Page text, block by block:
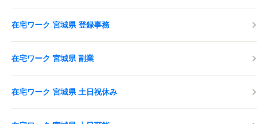
在宅ワーク 宮城県 登録事務
在宅ワーク 宮城県 副業
在宅ワーク 宮城県 土日祝休み